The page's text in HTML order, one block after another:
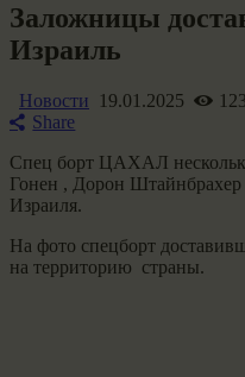
Заложницы
Израиль
Новости 19.01.2025 123
Share
Спец борт ЦАХАЛ
Гонен , Дорон
Израиля.
На фото спецборт
на территорию страны.